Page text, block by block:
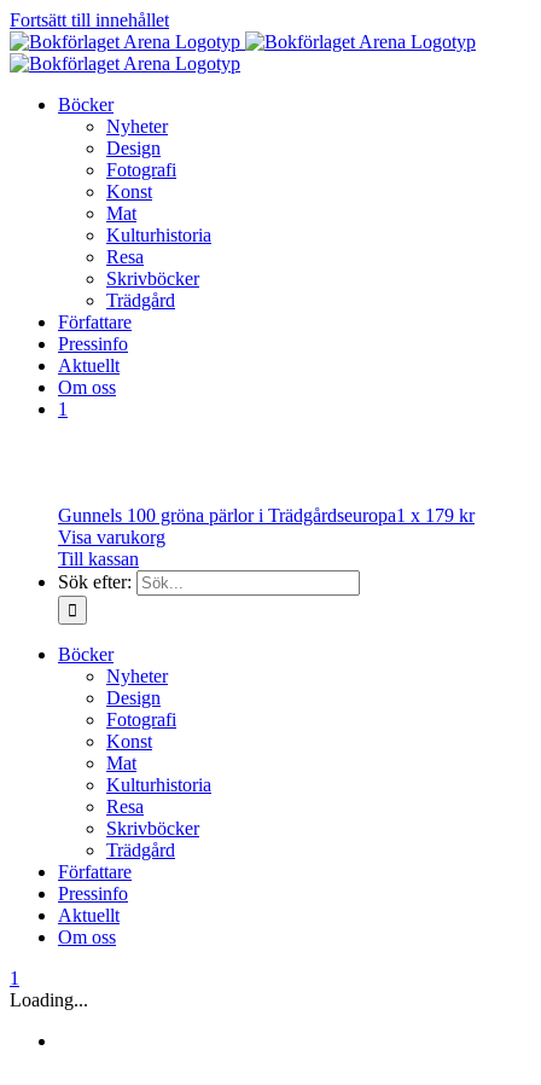
Fortsätt till innehållet
Böcker
Nyheter
Design
Fotografi
Konst
Mat
Kulturhistoria
Resa
Skrivböcker
Trädgård
Författare
Pressinfo
Aktuellt
Om oss
1
Gunnels 100 gröna pärlor i Trädgårdseuropa1 x 179 kr
Visa varukorg
Till kassan
Sök efter:
Böcker
Nyheter
Design
Fotografi
Konst
Mat
Kulturhistoria
Resa
Skrivböcker
Trädgård
Författare
Pressinfo
Aktuellt
Om oss
1
Loading...